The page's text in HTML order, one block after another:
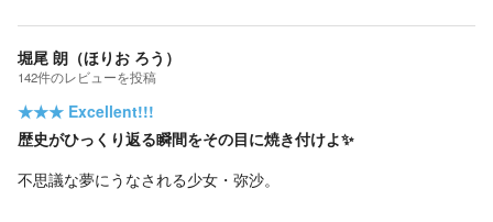
堀尾 朗（ほりお ろう）
142件のレビューを投稿
★★★ Excellent!!!
歴史がひっくり返る瞬間をその目に焼き付けよ✨️
不思議な夢にうなされる少女・弥沙。